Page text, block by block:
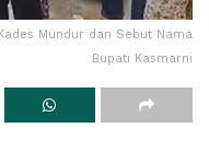
Mundur dan Sebut Nama
Bupati Kasmarni